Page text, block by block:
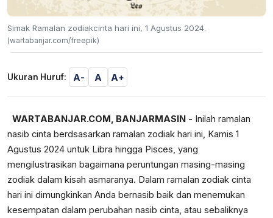
Simak Ramalan zodiakcinta hari ini, 1 Agustus 2024.
(wartabanjar.com/freepik)
Ukuran Huruf: A- A A+
WARTABANJAR.COM, BANJARMASIN - Inilah ramalan
nasib cinta berdsasarkan ramalan zodiak hari ini, Kamis 1
Agustus 2024 untuk Libra hingga Pisces, yang
mengilustrasikan bagaimana peruntungan masing-masing
zodiak dalam kisah asmaranya. Dalam ramalan zodiak cinta
hari ini dimungkinkan Anda bernasib baik dan menemukan
kesempatan dalam perubahan nasib cinta, atau sebaliknya